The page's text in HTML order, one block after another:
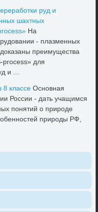
руд и
шахтных
На
- плазменных
преимущества
process» для
и ...
8 классе Основная
России - дать учащимся
понятий о природе
природы РФ,